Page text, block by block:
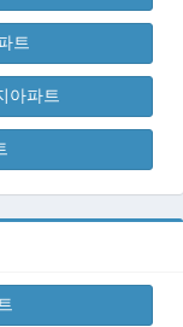
트
아파트